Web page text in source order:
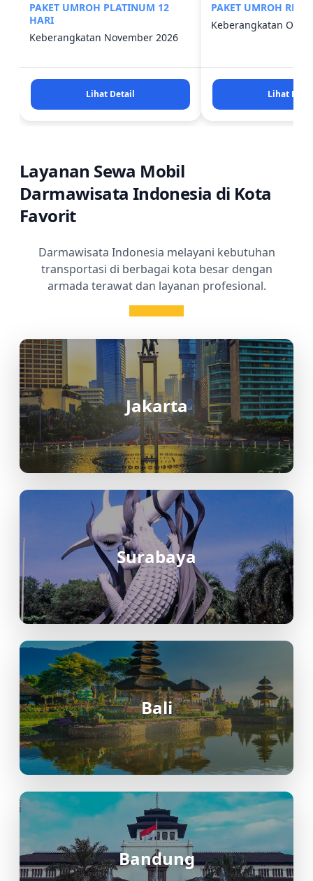
bus utama di Kota Jambi yang melayani rute
antarkota antarprovinsi (AKAP) dan
antarkota dalam provinsi (AKDP).
PAKET UMROH PLATINUM 12
HARI
Keberangkatan November 2026
Lihat Detail
PAKET UMROH
Keberangkatan
Lihat
Layanan Sewa Mobil
Darmawisata Indonesia di Kota
Favorit
Darmawisata Indonesia melayani kebutuhan
transportasi di berbagai kota besar dengan
armada terawat dan layanan profesional.
Jakarta
Surabaya
Bali
Bandung